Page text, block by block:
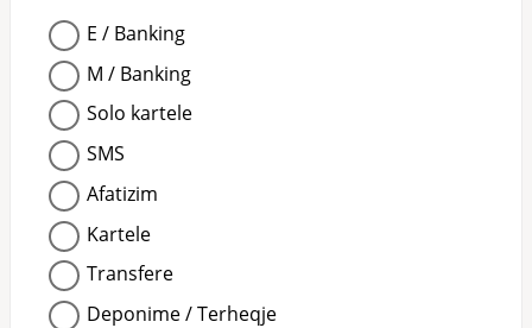
E / Banking
M / Banking
Solo kartele
SMS
Afatizim
Kartele
Transfere
Deponime / Terheqje